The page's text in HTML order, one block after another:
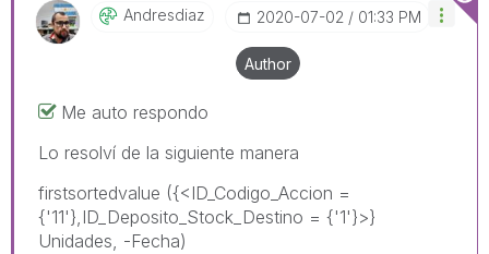
Andresdiaz ‎2020-07-02 01:33 PM
Author
Me auto respondo
Lo resolví de la siguiente manera
firstsortedvalue ({<ID_Codigo_Accion =
{'11'},ID_Deposito_Stock_Destino = {'1'}>}
Unidades, -Fecha)